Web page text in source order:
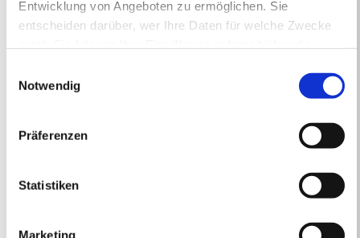
Entwicklung von Angeboten zu ermöglichen. Sie
entscheiden darüber, wer Ihre Daten für welche Zwecke
Trigger Symbol ändern oder widerrufen
Informationen über Ihre geografische Lage
können
Ihr Gerät durch aktives Scannen nach bestimmten
Notwendig
Präferenzen
Statistiken
Marketing
Sozialdisziplinierung als
Mittel der